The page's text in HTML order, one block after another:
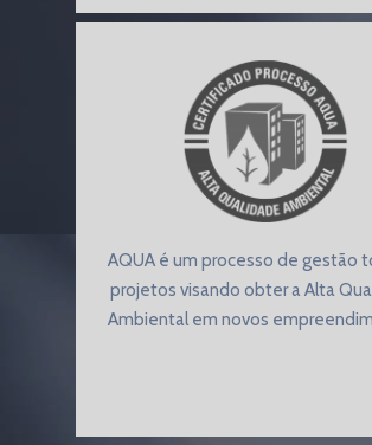
AQUA é um processo de gestão
projetos visando obter a Alta
Ambiental em novos